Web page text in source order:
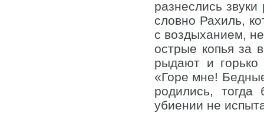
разнеслись
словно Рахиль,
с воздыханием,
острые копья за
рыдают и
«Горе мне!
родились,
убиении не